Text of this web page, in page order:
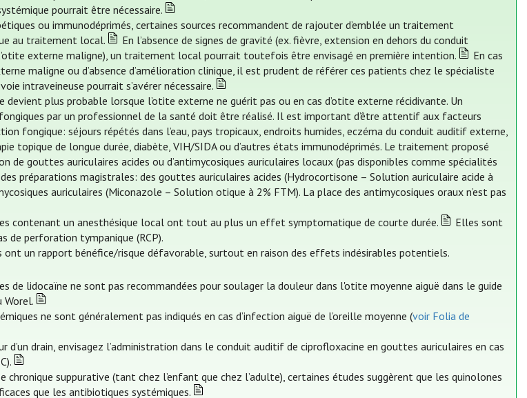
pourrait être nécessaire.
ou immunodéprimés, certaines sources recommandent de rajouter d’emblée un traitement
au traitement local.
En l’absence de signes de gravité (ex. fièvre, extension en dehors du conduit
externe maligne), un traitement local pourrait toutefois être envisagé en première intention.
En cas
maligne ou d’absence d’amélioration clinique, il est prudent de référer ces patients chez le spécialiste
intraveineuse pourrait s’avérer nécessaire.
devient plus probable lorsque l’otite externe ne guérit pas ou en cas d’otite externe récidivante. Un
par un professionnel de la santé doit être réalisé. Il est important d’être attentif aux facteurs
fongique: séjours répétés dans l’eau, pays tropicaux, endroits humides, eczéma du conduit auditif externe,
topique de longue durée, diabète, VIH/SIDA ou d’autres états immunodéprimés. Le traitement proposé
de gouttes auriculaires acides ou d’antimycosiques auriculaires locaux (pas disponibles comme spécialités
préparations magistrales: des gouttes auriculaires acides (Hydrocortisone – Solution auriculaire acide à
auriculaires (Miconazole – Solution otique à 2% FTM). La place des antimycosiques oraux n’est pas
contenant un anesthésique local ont tout au plus un effet symptomatique de courte durée.
Elles sont
de perforation tympanique (RCP).
ont un rapport bénéfice/risque défavorable, surtout en raison des effets indésirables potentiels.
de lidocaïne ne sont pas recommandées pour soulager la douleur dans l'otite moyenne aiguë dans le guide
Worel.
ne sont généralement pas indiqués en cas d’infection aiguë de l’oreille moyenne (voir Folia de
d’un drain, envisagez l’administration dans le conduit auditif de ciprofloxacine en gouttes auriculaires en cas
chronique suppurative (tant chez l’enfant que chez l’adulte), certaines études suggèrent que les quinolones
que les antibiotiques systémiques.